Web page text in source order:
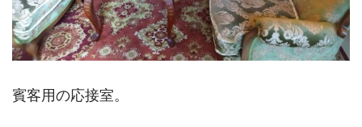
賓客用の応接室。